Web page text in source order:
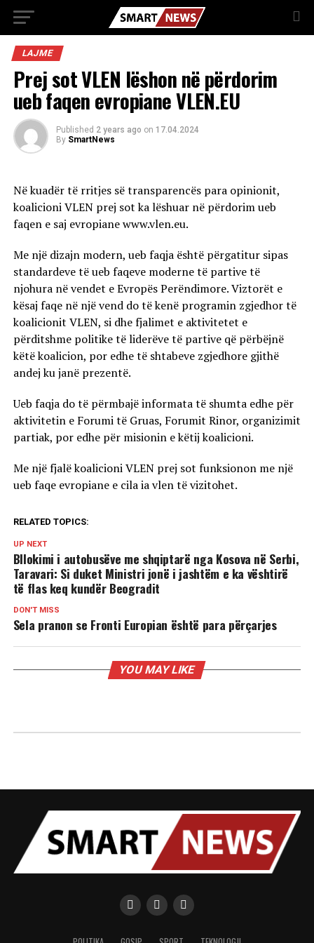
LAJME
Prej sot VLEN lëshon në përdorim
ueb faqen evropiane VLEN.EU
Published 2 years ago on 17.04.2024
By SmartNews
Në kuadër të rritjes së transparencës para opinionit,
koalicioni VLEN prej sot ka lëshuar në përdorim ueb
faqen e saj evropiane www.vlen.eu.
Me një dizajn modern, ueb faqja është përgatitur sipas
standardeve të ueb faqeve moderne të partive të
njohura në vendet e Evropës Perëndimore. Viztorët e
kësaj faqe në një vend do të kenë programin zgjedhor të
koalicionit VLEN, si dhe fjalimet e aktivitetet e
përditshme politike të liderëve të partive që përbëjnë
këtë koalicion, por edhe të shtabeve zgjedhore gjithë
andej ku janë prezentë.
Ueb faqja do të përmbajë informata të shumta edhe për
aktivitetin e Forumi të Gruas, Forumit Rinor, organizimit
partiak, por edhe për misionin e këtij koalicioni.
Me një fjalë koalicioni VLEN prej sot funksionon me një
ueb faqe evropiane e cila ia vlen të vizitohet.
RELATED TOPICS:
UP NEXT
Bllokimi i autobusëve me shqiptarë nga Kosova në Serbi,
Taravari: Si duket Ministri jonë i jashtëm e ka vështirë
të flas keq kundër Beogradit
DON'T MISS
Sela pranon se Fronti Europian është para përçarjes
YOU MAY LIKE